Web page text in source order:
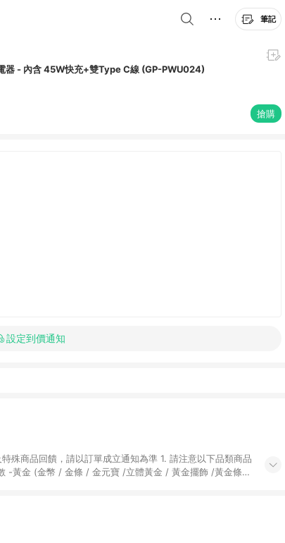
筆記
器 - 內含 45W快充+雙Type C線 (GP-PWU024)
搶購
設定到價通知
請以訂單成立通知為準 1. 請注意以下品類商品
-黃金 (金幣 / 金條 / 金元寶 /立體黃金 / 黃金擺飾 /黃金條
標示「商店」及顯示商店名稱者(指定活動店家除外) 3. 訂